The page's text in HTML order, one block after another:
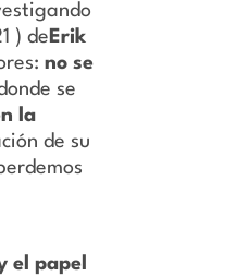
) de Erik
no se
se
la
de su
el papel